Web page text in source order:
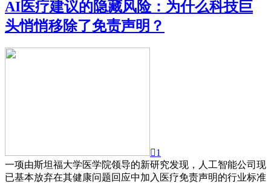
AI医疗建议的隐藏风险：为什么科技巨
头悄悄移除了免责声明？
1
一项由斯坦福大学医学院领导的新研究发现，人工智能公司现
已基本放弃在其健康问题回应中加入医疗免责声明的行业标准